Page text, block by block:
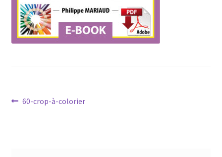
Me contacter
Mon compte
Vidéos
Navigation
Article
60-crop-à-colorier